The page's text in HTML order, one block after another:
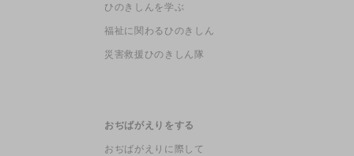
ひのきしんを学ぶ
福祉に関わるひのきしん
災害救援ひのきしん隊
おぢばがえりをする
おぢばがえりに際して